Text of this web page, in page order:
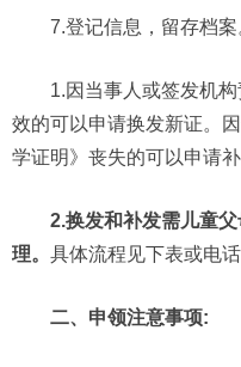
7.登记信息，留存档案
1.因当事人或签发机
效的可以申请换发新证。
学证明》丧失的可以申请补
2.换发和补发需儿童
理。 具体流程见下表或电
二、 申领注意事项: